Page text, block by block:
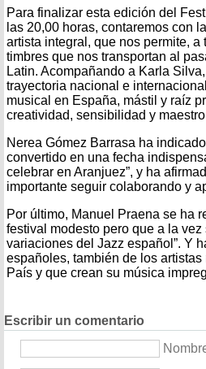
Para finalizar esta edición del
las 20,00 horas, contaremos con
artista integral, que nos permite,
timbres que nos transportan al
Latin. Acompañando a Karla
trayectoria nacional e
musical en España, mástil y raíz
creatividad, sensibilidad y
Nerea Gómez Barrasa ha
convertido en una fecha
celebrar en Aranjuez”, y ha
importante seguir colaborando y
Por último, Manuel Praena se ha
festival modesto pero que a la
variaciones del Jazz español”. Y
españoles, también de los
País y que crean su música
Escribir un comentario